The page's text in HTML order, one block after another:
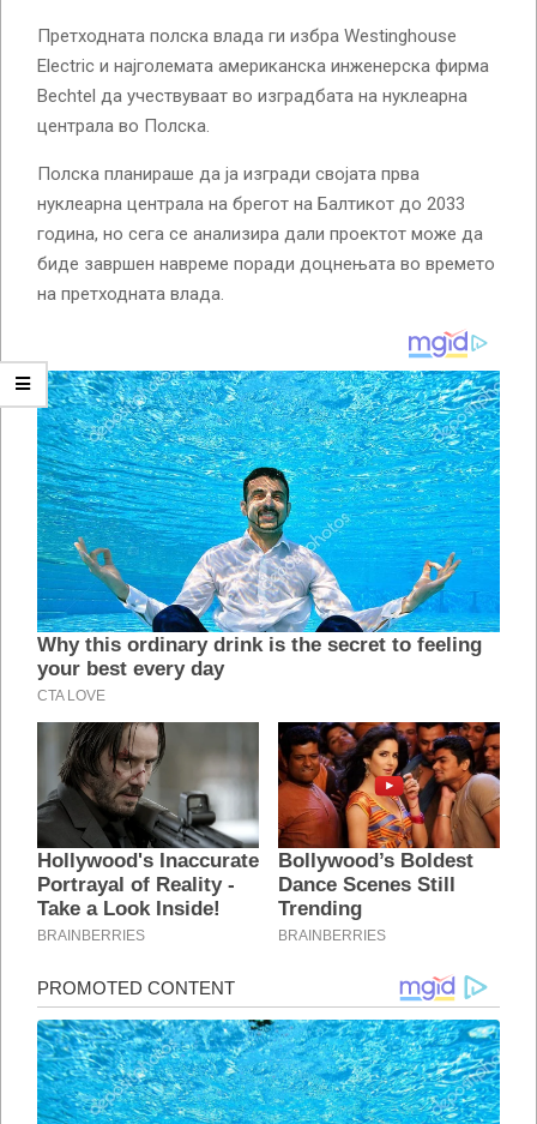
Претходната полска влада ги избра Westinghouse
Electric и најголемата американска инженерска фирма
Bechtel да учествуваат во изградбата на нуклеарна
централа во Полска.
Полска планираше да ја изгради својата прва
нуклеарна централа на брегот на Балтикот до 2033
година, но сега се анализира дали проектот може да
биде завршен навреме поради доцнењата во времето
на претходната влада.